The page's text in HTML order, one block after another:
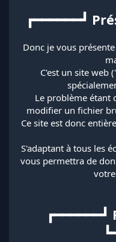
i
┏━━━━━━┛
Donc je vous
C'est un site web
Le problème étant
modifier un fichier
Ce site est donc
S'adaptant à tous les
vous permettra de